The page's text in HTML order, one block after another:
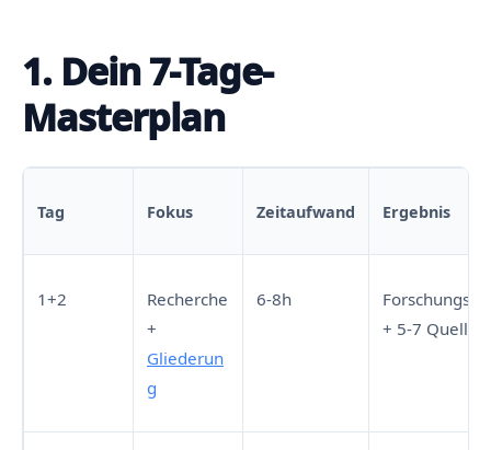
1. Dein 7-Tage-
Masterplan
Tag Fokus Zeitaufwand Ergebnis
1+2
Recherche
+
Gliederun
g
6-8h
+ 5-7 Quellen